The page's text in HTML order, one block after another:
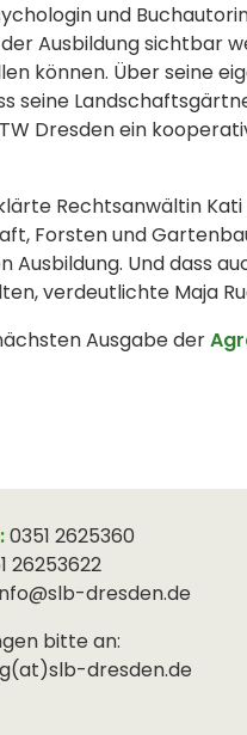
und
Ausbildung sichtbar
können. Über seine
seine
Dresden ein
Rechtsanwältin Kati
Forsten und
Ausbildung. Und dass
verdeutlichte Maja
Ausgabe der
0351 2625360
26253622
dresden.de
bitte an:
dresden.de